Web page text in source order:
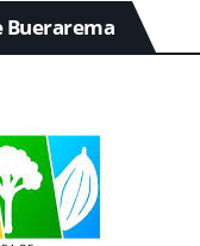
Buerarema